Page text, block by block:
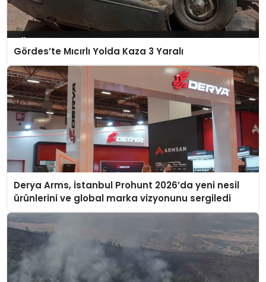
Gördes’te Mıcırlı Yolda Kaza 3 Yaralı
Derya Arms, İstanbul Prohunt 2026’da yeni nesil
ürünlerini ve global marka vizyonunu sergiledi